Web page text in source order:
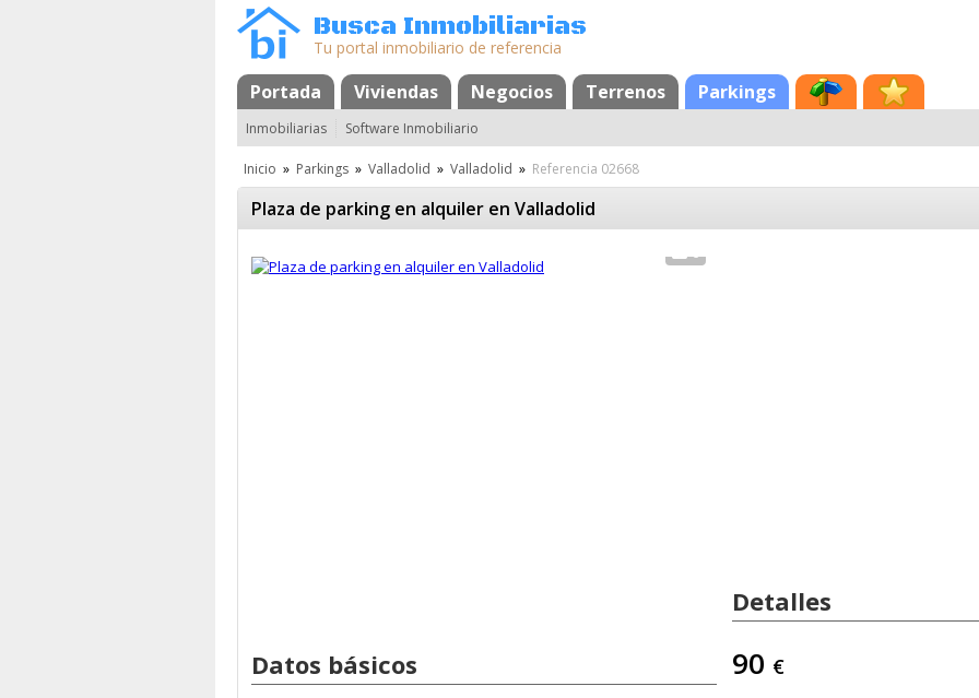
Busca Inmobiliarias
Tu portal inmobiliario de referencia
Portada Viviendas Negocios Terrenos Parkings
MapaFavoritos
Inmobiliarias Software Inmobiliario
Inicio » Parkings » Valladolid » Valladolid » Referencia 02668
Plaza de parking en alquiler en Valladolid
6
Datos básicos
Detalles
90 €